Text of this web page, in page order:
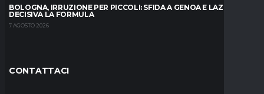
BOLOGNA, IRRUZIONE PER PICCOLI: SFIDA A GENOA E LAZIO,
DECISIVA LA FORMULA
7 AGOSTO 2026
CONTATTACI